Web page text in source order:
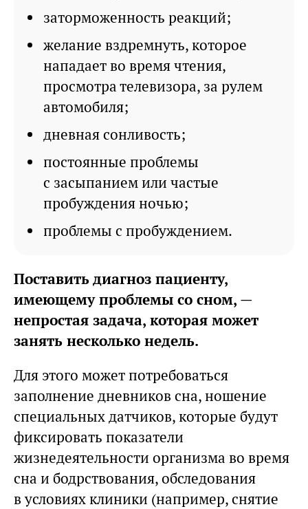
заторможенность реакций;
желание вздремнуть, которое
нападает во время чтения,
просмотра телевизора, за рулем
автомобиля;
дневная сонливость;
постоянные проблемы
с засыпанием или частые
пробуждения ночью;
проблемы с пробуждением.
Поставить диагноз пациенту,
имеющему проблемы со сном, —
непростая задача, которая может
занять несколько недель.
Для этого может потребоваться
заполнение дневников сна, ношение
специальных датчиков, которые будут
фиксировать показатели
жизнедеятельности организма во время
сна и бодрствования, обследования
в условиях клиники (например, снятие